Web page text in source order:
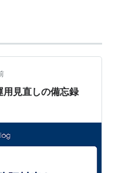
用見直しの備忘録